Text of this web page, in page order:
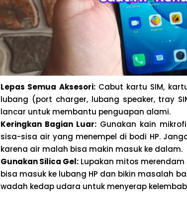
Lepas Semua Aksesori:Cabut kartu SIM,
lubang (port charger, lubang speaker, tray
lancar untuk membantu penguapan alami.
Keringkan Bagian Luar: Gunakan kain
sisa-sisa air yang menempel di bodi HP.
karena air malah bisa makin masuk ke dalam.
Gunakan Silica Gel: Lupakan mitos merendam
bisa masuk ke lubang HP dan bikin masalah
wadah kedap udara untuk menyerap